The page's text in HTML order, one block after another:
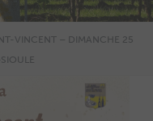
VINCENT – DIMANCHE 25